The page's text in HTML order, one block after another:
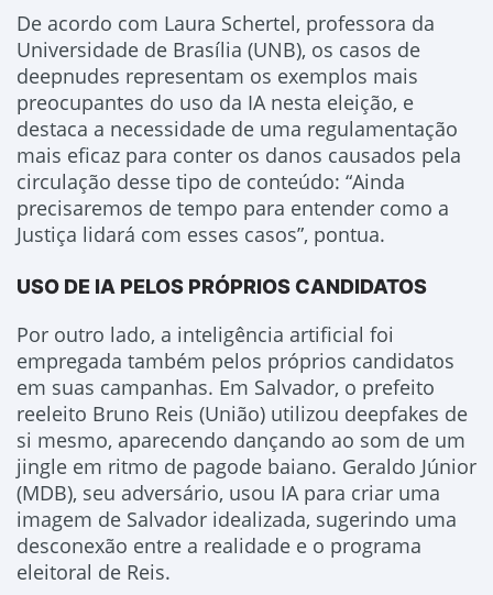
De acordo com Laura Schertel, professora da
Universidade de Brasília (UNB), os casos de
deepnudes representam os exemplos mais
preocupantes do uso da IA nesta eleição, e
destaca a necessidade de uma regulamentação
mais eficaz para conter os danos causados pela
circulação desse tipo de conteúdo: “Ainda
precisaremos de tempo para entender como a
Justiça lidará com esses casos”, pontua.
USO DE IA PELOS PRÓPRIOS CANDIDATOS
Por outro lado, a inteligência artificial foi
empregada também pelos próprios candidatos
em suas campanhas. Em Salvador, o prefeito
reeleito Bruno Reis (União) utilizou deepfakes de
si mesmo, aparecendo dançando ao som de um
jingle em ritmo de pagode baiano. Geraldo Júnior
(MDB), seu adversário, usou IA para criar uma
imagem de Salvador idealizada, sugerindo uma
desconexão entre a realidade e o programa
eleitoral de Reis.